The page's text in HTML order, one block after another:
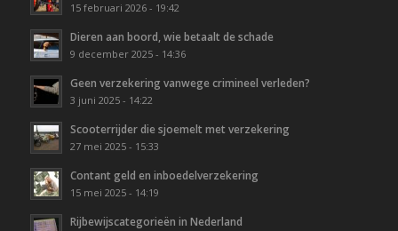
15 februari 2026 - 19:42
Dieren aan boord, wie betaalt de schade
9 december 2025 - 14:36
Geen verzekering vanwege crimineel verleden?
3 juni 2025 - 14:22
Scooterrijder die sjoemelt met verzekering
27 mei 2025 - 15:33
Contant geld en inboedelverzekering
15 mei 2025 - 14:19
Rijbewijscategorieën in Nederland